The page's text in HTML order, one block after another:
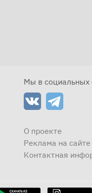
Мы в социальных
О проекте
Реклама на сайте
Контактная